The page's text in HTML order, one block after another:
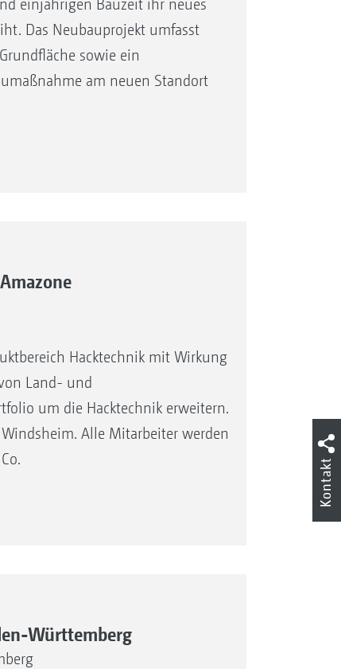
einjährigen Bauzeit ihr neues
Das Neubauprojekt umfasst
sowie ein
am neuen Standort
Hacktechnik mit Wirkung
Land- und
um die Hacktechnik erweitern.
Alle Mitarbeiter werden
Württemberg
Kontakt